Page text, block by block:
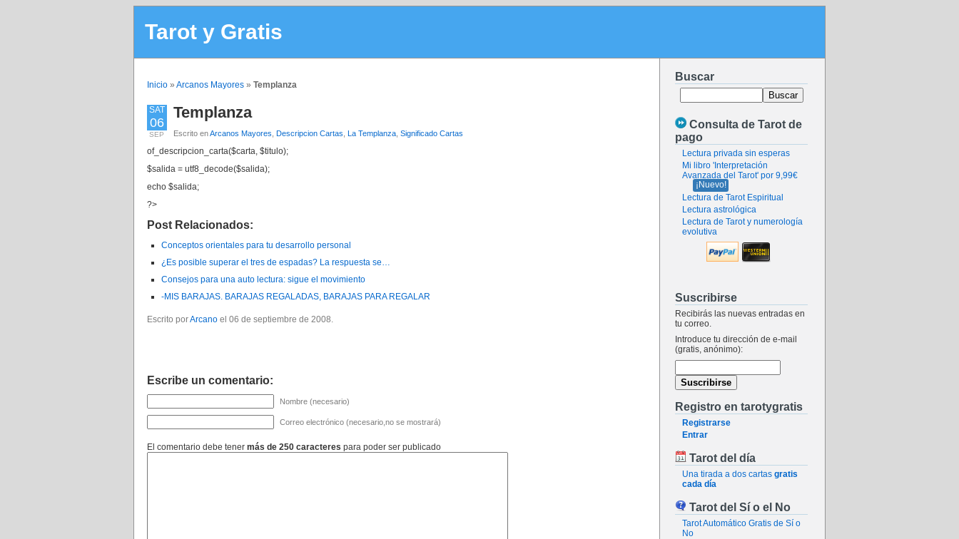
Tarot y Gratis
Inicio » Arcanos Mayores » Templanza
SAT
06
SEP
Templanza
Escrito enArcanos Mayores Descripcion Cartas La Templanza, Significado Cartas
of_descripcion_carta($carta, $titulo);
$salida = utf8_decode($salida);
echo $salida;
?>
Post Relacionados:
Conceptos orientales para tu desarrollo personal
¿Es posible superar el tres de espadas? La respuesta se…
Consejos para una auto lectura: sigue el movimiento
-MIS BARAJAS. BARAJAS REGALADAS, BARAJAS PARA REGALAR
Escrito porArcano el 06 de septiembre de 2008.
Escribe un comentario:
Nombre (necesario)
Correo electrónico (necesario,no se mostrará)
El comentario debe tener más de 250 caracteres para poder ser publicado
Buscar
Consulta de Tarot de
pago
Lectura privada sin esperas
Mi libro 'Interpretación
Avanzada del Tarot' por 9,99€
¡Nuevo!
Lectura de Tarot Espiritual
Lectura astrológica
Lectura de Tarot y numerología
evolutiva
Suscribirse
Recibirás las nuevas entradas en
tu correo.
Introduce tu dirección de e-mail
(gratis, anónimo):
Registro en tarotygratis
Registrarse
Entrar
Tarot del día
Una tirada a dos cartas gratis
cada día
Tarot del Sí o el No
Tarot Automático Gratis de Sí o
No